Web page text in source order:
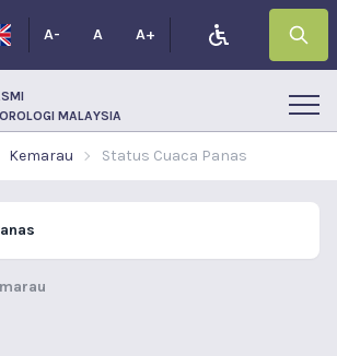
MALAYSIA
A- A A+
Kemarau Status Cuaca Panas